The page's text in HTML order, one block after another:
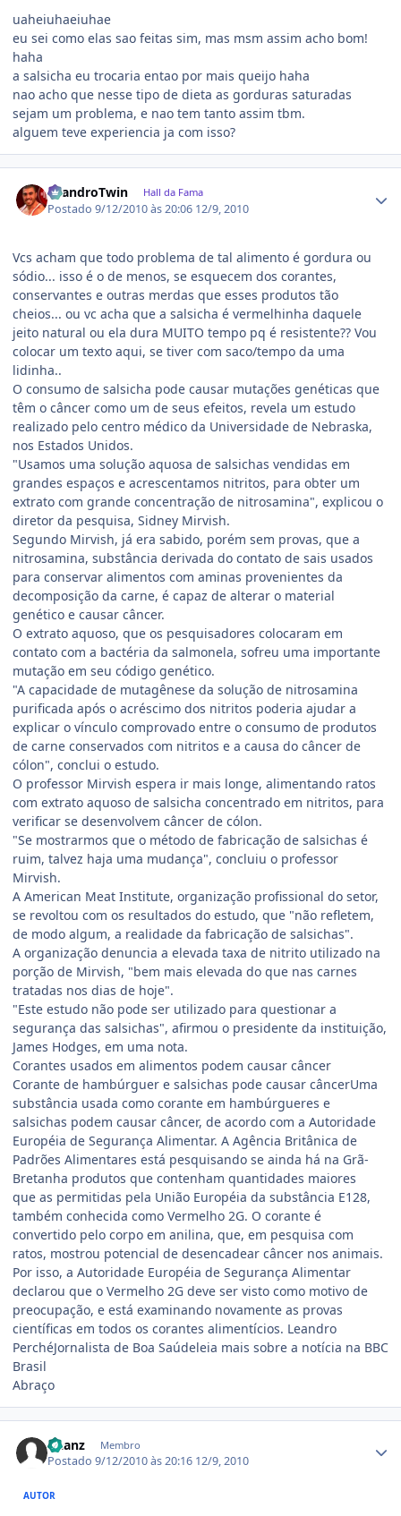
uaheiuhaeiuhae
eu sei como elas sao feitas sim, mas msm assim acho bom!
haha
a salsicha eu trocaria entao por mais queijo haha
nao acho que nesse tipo de dieta as gorduras saturadas
sejam um problema, e nao tem tanto assim tbm.
alguem teve experiencia ja com isso?
LeandroTwin Hall da Fama
Postado9/12/2010 às 20:06 12/9, 2010
Vcs acham que todo problema de tal alimento é gordura ou
sódio... isso é o de menos, se esquecem dos corantes,
conservantes e outras merdas que esses produtos tão
cheios... ou vc acha que a salsicha é vermelhinha daquele
jeito natural ou ela dura MUITO tempo pq é resistente?? Vou
colocar um texto aqui, se tiver com saco/tempo da uma
lidinha..
O consumo de salsicha pode causar mutações genéticas que
têm o câncer como um de seus efeitos, revela um estudo
realizado pelo centro médico da Universidade de Nebraska,
nos Estados Unidos.
"Usamos uma solução aquosa de salsichas vendidas em
grandes espaços e acrescentamos nitritos, para obter um
extrato com grande concentração de nitrosamina", explicou o
diretor da pesquisa, Sidney Mirvish.
Segundo Mirvish, já era sabido, porém sem provas, que a
nitrosamina, substância derivada do contato de sais usados
para conservar alimentos com aminas provenientes da
decomposição da carne, é capaz de alterar o material
genético e causar câncer.
O extrato aquoso, que os pesquisadores colocaram em
contato com a bactéria da salmonela, sofreu uma importante
mutação em seu código genético.
"A capacidade de mutagênese da solução de nitrosamina
purificada após o acréscimo dos nitritos poderia ajudar a
explicar o vínculo comprovado entre o consumo de produtos
de carne conservados com nitritos e a causa do câncer de
cólon", conclui o estudo.
O professor Mirvish espera ir mais longe, alimentando ratos
com extrato aquoso de salsicha concentrado em nitritos, para
verificar se desenvolvem câncer de cólon.
"Se mostrarmos que o método de fabricação de salsichas é
ruim, talvez haja uma mudança", concluiu o professor
Mirvish.
A American Meat Institute, organização profissional do setor,
se revoltou com os resultados do estudo, que "não refletem,
de modo algum, a realidade da fabricação de salsichas".
A organização denuncia a elevada taxa de nitrito utilizado na
porção de Mirvish, "bem mais elevada do que nas carnes
tratadas nos dias de hoje".
"Este estudo não pode ser utilizado para questionar a
segurança das salsichas", afirmou o presidente da instituição,
James Hodges, em uma nota.
Corantes usados em alimentos podem causar câncer
Corante de hambúrguer e salsichas pode causar câncerUma
substância usada como corante em hambúrgueres e
salsichas podem causar câncer, de acordo com a Autoridade
Européia de Segurança Alimentar. A Agência Britânica de
Padrões Alimentares está pesquisando se ainda há na Grã-
Bretanha produtos que contenham quantidades maiores
que as permitidas pela União Européia da substância E128,
também conhecida como Vermelho 2G. O corante é
convertido pelo corpo em anilina, que, em pesquisa com
ratos, mostrou potencial de desencadear câncer nos animais.
Por isso, a Autoridade Européia de Segurança Alimentar
declarou que o Vermelho 2G deve ser visto como motivo de
preocupação, e está examinando novamente as provas
científicas em todos os corantes alimentícios. Leandro
PerchéJornalista de Boa Saúdeleia mais sobre a notícia na BBC
Brasil
Abraço
Daanz Membro
Postado9/12/2010 às 20:16 12/9, 2010
AUTOR